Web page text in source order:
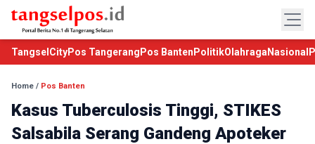
TangselCityPos Tangerang Pos Banten PolitikOlahraga Nasional
Home / Pos Banten
Kasus Tuberculosis Tinggi, STIKES
Salsabila Serang Gandeng Apoteker